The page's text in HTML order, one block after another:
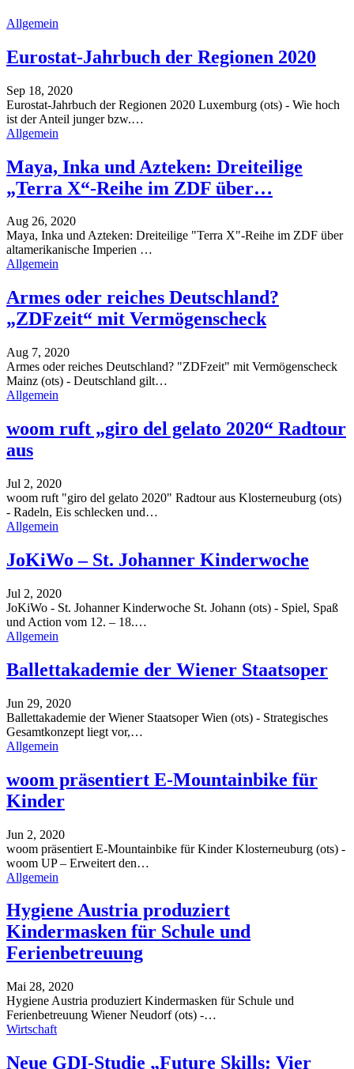
Allgemein
Eurostat-Jahrbuch der Regionen 2020
Sep 18, 2020
Eurostat-Jahrbuch der Regionen 2020 Luxemburg (ots) - Wie hoch
ist der Anteil junger bzw.…
Allgemein
Maya, Inka und Azteken: Dreiteilige
„Terra X“-Reihe im ZDF über…
Aug 26, 2020
Maya, Inka und Azteken: Dreiteilige "Terra X"-Reihe im ZDF über
altamerikanische Imperien …
Allgemein
Armes oder reiches Deutschland?
„ZDFzeit“ mit Vermögenscheck
Aug 7, 2020
Armes oder reiches Deutschland? "ZDFzeit" mit Vermögenscheck
Mainz (ots) - Deutschland gilt…
Allgemein
woom ruft „giro del gelato 2020“ Radtour
aus
Jul 2, 2020
woom ruft "giro del gelato 2020" Radtour aus Klosterneuburg (ots)
- Radeln, Eis schlecken und…
Allgemein
JoKiWo – St. Johanner Kinderwoche
Jul 2, 2020
JoKiWo - St. Johanner Kinderwoche St. Johann (ots) - Spiel, Spaß
und Action vom 12. – 18.…
Allgemein
Ballettakademie der Wiener Staatsoper
Jun 29, 2020
Ballettakademie der Wiener StaatsoperWien (ots) - Strategisches
Gesamtkonzept liegt vor,…
Allgemein
woom präsentiert E-Mountainbike für
Kinder
Jun 2, 2020
woom präsentiert E-Mountainbike für KinderKlosterneuburg (ots) -
woom UP – Erweitert den…
Allgemein
Hygiene Austria produziert
Kindermasken für Schule und
Ferienbetreuung
Mai 28, 2020
Hygiene Austria produziert Kindermasken für Schule und
Ferienbetreuung Wiener Neudorf (ots) -…
Wirtschaft
Neue GDI-Studie „Future Skills: Vier